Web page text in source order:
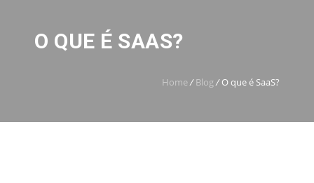
O QUE É SAAS?
Home/ Blog/ O que é SaaS?